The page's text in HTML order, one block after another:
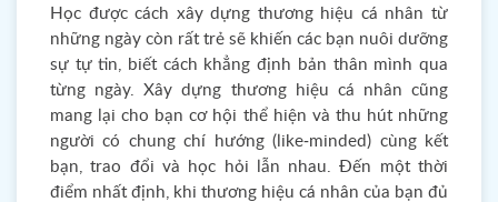
Học được cách xây dựng thương hiệu cá nhân từ
những ngày còn rất trẻ sẽ khiến các bạn nuôi dưỡng
sự tự tin, biết cách khẳng định bản thân mình qua
từng ngày. Xây dựng thương hiệu cá nhân cũng
mang lại cho bạn cơ hội thể hiện và thu hút những
người có chung chí hướng (like-minded) cùng kết
bạn, trao đổi và học hỏi lẫn nhau. Đến một thời
điểm nhất định, khi thương hiệu cá nhân của bạn đủ